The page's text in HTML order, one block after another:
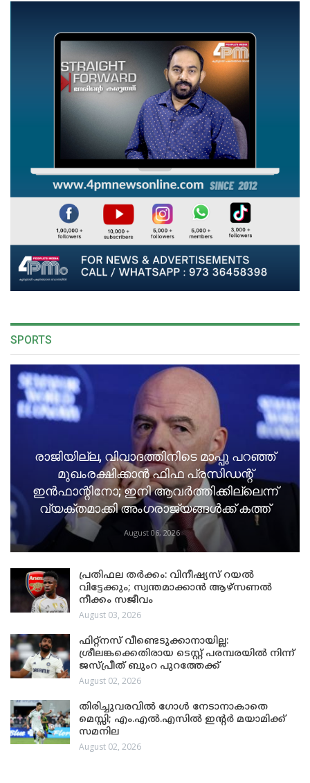
SPORTS
രാജിയില്ല, വിവാദത്തിനിടെ മാപ്പു പറഞ്ഞ്
മുഖംരക്ഷിക്കാൻ ഫിഫ പ്രസിഡന്റ്
ഇൻഫാന്റിനോ; ഇനി ആവർത്തിക്കില്ലെന്ന്
വ്യക്തമാക്കി അംഗരാജ്യങ്ങൾക്ക് കത്ത്
August 06, 2026
പ്രതിഫല തർക്കം: വിനീഷ്യസ് റയൽ
വിട്ടേക്കും; സ്വന്തമാക്കാൻ ആഴ്സണൽ
നീക്കം സജീവം
August 03, 2026
ഫിറ്റ്നസ് വീണ്ടെടുക്കാനായില്ല:
ശ്രീലങ്കക്കെതിരായ ടെസ്റ്റ് പരമ്പരയിൽ നിന്ന്
ജസ്പ്രീത് ബുംറ പുറത്തേക്ക്
August 02, 2026
തിരിച്ചുവരവിൽ ഗോൾ നേടാനാകാതെ
മെസ്സി; എം.എൽ.എസിൽ ഇന്റർ മയാമിക്ക്
സമനില
August 02, 2026